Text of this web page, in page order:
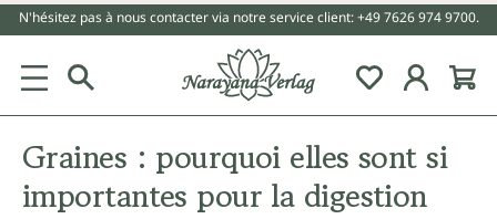
principal
N'hésitez pas à nous contacter via notre service client: +49 7626 974 9700.
Graines : pourquoi elles sont si
importantes pour la digestion